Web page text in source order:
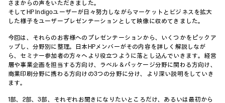
さまからの声をいただきました。
そしてHP Indigoユーザーが日々努力しながらマーケットとビジネスを拡大
した様子をユーザープレゼンテーションとして映像に収めてきました。
今回は、それらのお客様へのプレゼンテーションから、いくつかをピックア
ップし、分野別に整理。日本HPメンバーがその内容を詳しく解説しなが
ら、セミナー参加者の方々へより役立つように落とし込んでいきます。経営
層や事業企画を担当する方向け、ラベル＆パッケージ分野に関わる方向け、
商業印刷分野に携わる方向けの3つの分野に分け、より深い説明をしていき
ます。
1部、2部、3部、それぞれお聞きになりたいところだけ、あるいは最初から